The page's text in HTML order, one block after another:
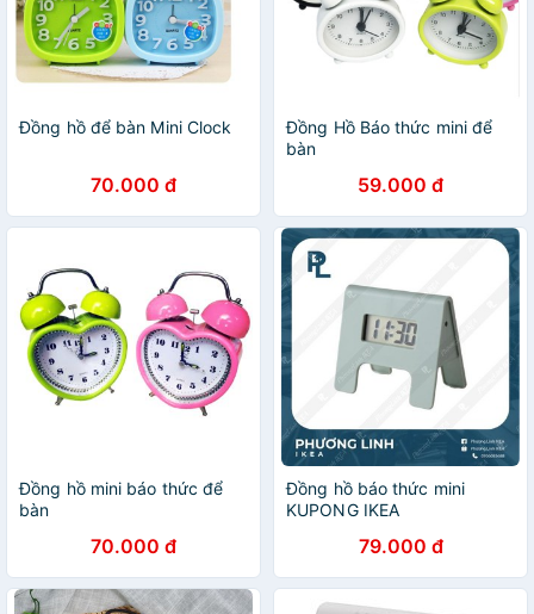
Đồng hồ để bàn Mini Clock
70.000 đ
Đồng Hồ Báo thức mini để
bàn
59.000 đ
Đồng hồ mini báo thức để
bàn
70.000 đ
Đồng hồ báo thức mini
KUPONG IKEA
79.000 đ